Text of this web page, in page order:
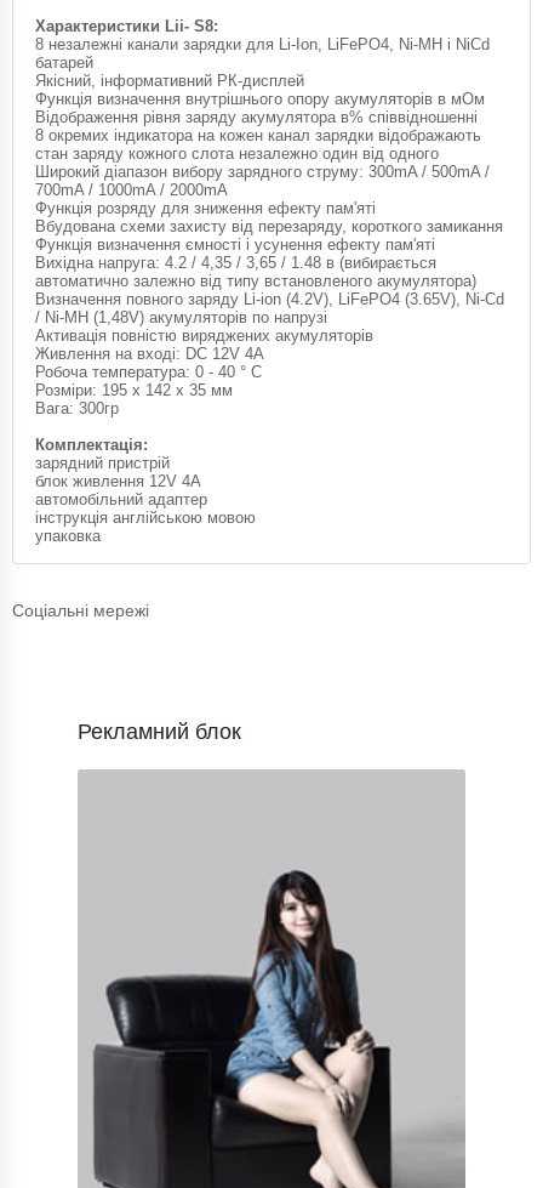
Характеристики Lii- S8:
8 незалежні канали зарядки для Li-Ion, LiFePO4, Ni-MH і NiCd
батарей
Якісний, інформативний РК-дисплей
Функція визначення внутрішнього опору акумуляторів в мОм
Відображення рівня заряду акумулятора в% співвідношенні
8 окремих індикатора на кожен канал зарядки відображають
стан заряду кожного слота незалежно один від одного
Широкий діапазон вибору зарядного струму: 300mA / 500mA /
700mA / 1000mA / 2000mA
Функція розряду для зниження ефекту пам'яті
Вбудована схеми захисту від перезаряду, короткого замикання
Функція визначення ємності і усунення ефекту пам'яті
Вихідна напруга: 4.2 / 4,35 / 3,65 / 1.48 в (вибирається
автоматично залежно від типу встановленого акумулятора)
Визначення повного заряду Li-ion (4.2V), LiFePO4 (3.65V), Ni-Cd
/ Ni-MH (1,48V) акумуляторів по напрузі
Активація повністю виряджених акумуляторів
Живлення на вході: DC 12V 4A
Робоча температура: 0 - 40 ° C
Розміри: 195 х 142 х 35 мм
Вага: 300гр
Комплектація:
зарядний пристрій
блок живлення 12V 4A
автомобільний адаптер
інструкція англійською мовою
упаковка
Соціальні мережі
Рекламний блок